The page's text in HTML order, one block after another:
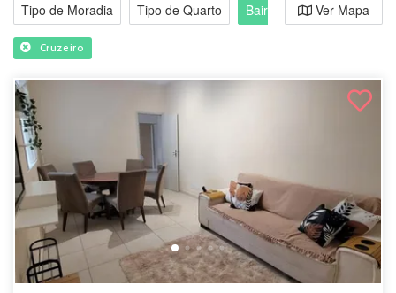
Tipo de Moradia Tipo de Quarto Bairro / RegiãoVer Mapa
Cruzeiro